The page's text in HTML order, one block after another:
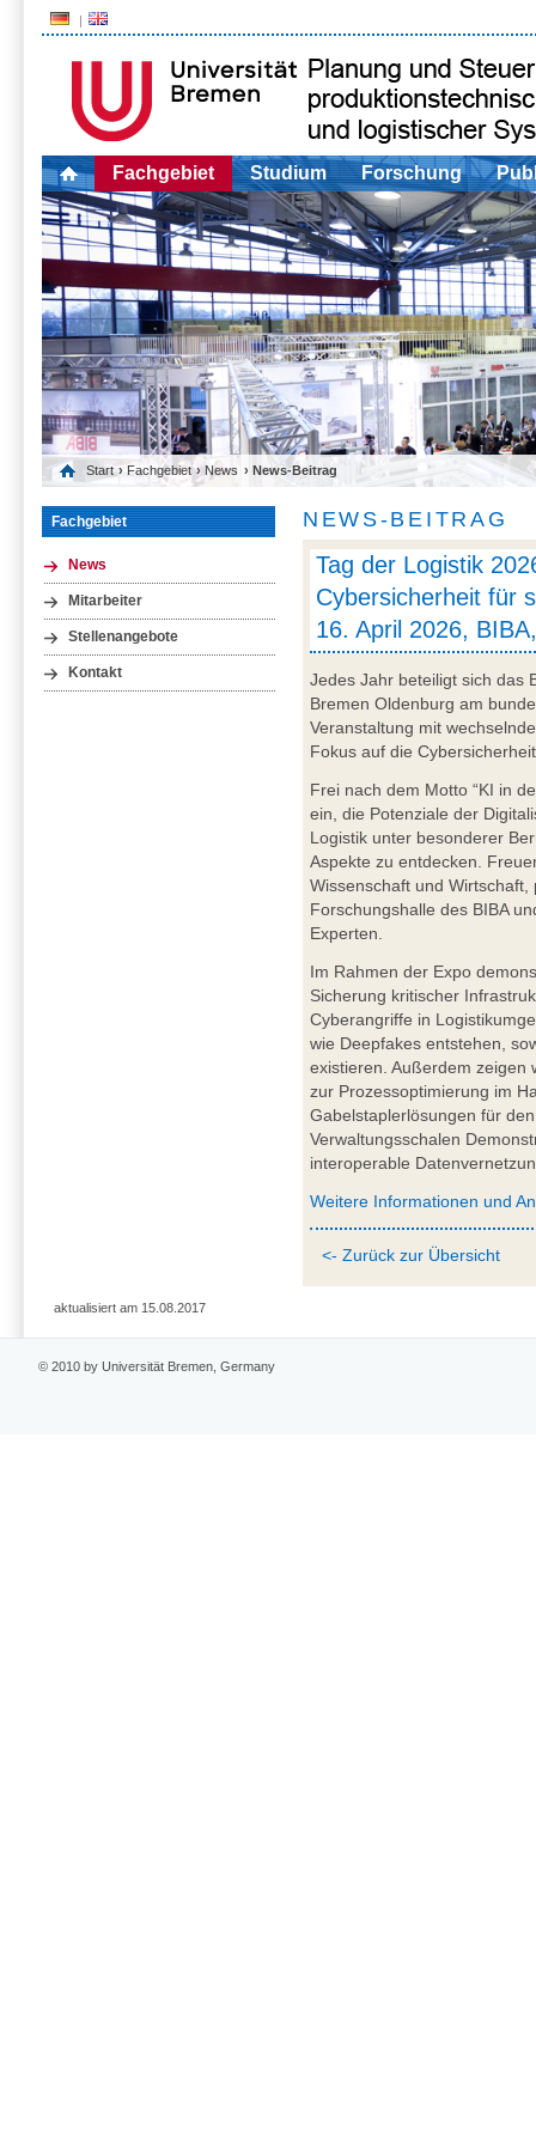
Fachgebiet Studium Forschung
Start › Fachgebiet › News › News-Beitrag
Fachgebiet
News
Mitarbeiter
Stellenangebote
Kontakt
NEWS-BEITRAG
Tag der Logistik
Cybersicherheit für
16. April 2026,
Jedes Jahr beteiligt sich das
Bremen Oldenburg am
Veranstaltung mit
Fokus auf die
Frei nach dem Motto “KI in
ein, die Potenziale der
Logistik unter besonderer
Aspekte zu entdecken.
Wissenschaft und
Forschungshalle des BIBA
Experten.
Im Rahmen der Expo
Sicherung kritischer
Cyberangriffe in
wie Deepfakes entstehen,
existieren. Außerdem zeigen
zur Prozessoptimierung im
Gabelstaplerlösungen für
Verwaltungsschalen
interoperable
Weitere Informationen und
<- Zurück zur Übersicht
aktualisiert am 15.08.2017
© 2010 by Universität Bremen, Germany